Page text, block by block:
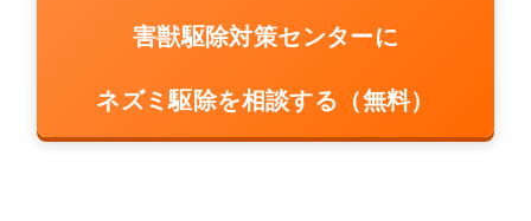
害獣駆除対策センターに
ネズミ駆除を相談する（無料）